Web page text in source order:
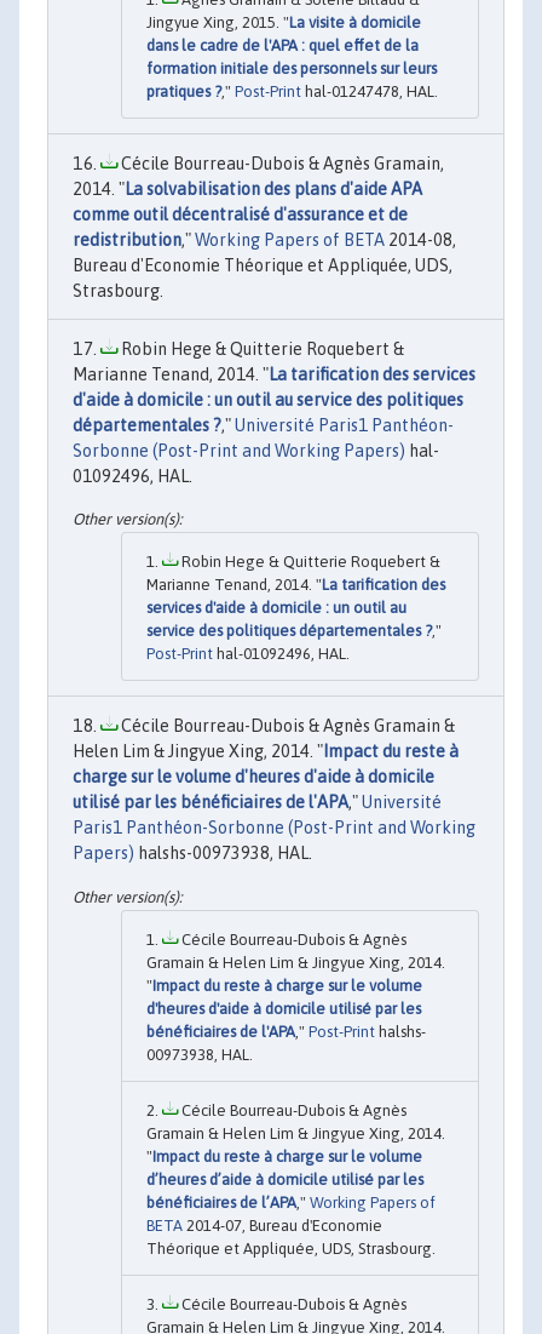
Jingyue Xing, 2015. "La visite à domicile
dans le cadre de l'APA : quel effet de la
formation initiale des personnels sur leurs
pratiques ?," Post-Print hal-01247478, HAL.
Cécile Bourreau-Dubois & Agnès Gramain,
2014. "La solvabilisation des plans d'aide APA
comme outil décentralisé d'assurance et de
redistribution,"Working Papers of BETA 2014-08,
Bureau d'Economie Théorique et Appliquée, UDS,
Strasbourg.
Robin Hege & Quitterie Roquebert &
Marianne Tenand, 2014. "La tarification des services
d'aide à domicile : un outil au service des politiques
départementales ?,"Université Paris1 Panthéon-
Sorbonne (Post-Print and Working Papers) hal-
01092496, HAL.
Robin Hege & Quitterie Roquebert &
Marianne Tenand, 2014. "La tarification des
services d'aide à domicile : un outil au
service des politiques départementales ?,"
Post-Print hal-01092496, HAL.
Cécile Bourreau-Dubois & Agnès Gramain &
Helen Lim & Jingyue Xing, 2014. "Impact du reste à
charge sur le volume d'heures d'aide à domicile
utilisé par les bénéficiaires de l'APA,"Université
Paris1 Panthéon-Sorbonne (Post-Print and Working
Papers) halshs-00973938, HAL.
Cécile Bourreau-Dubois & Agnès
Gramain & Helen Lim & Jingyue Xing, 2014.
"Impact du reste à charge sur le volume
d'heures d'aide à domicile utilisé par les
bénéficiaires de l'APA ," Post-Print halshs-
00973938, HAL.
Cécile Bourreau-Dubois & Agnès
Gramain & Helen Lim & Jingyue Xing, 2014.
"Impact du reste à charge sur le volume
d’heures d’aide à domicile utilisé par les
bénéficiaires de l’APA ," Working Papers of
BETA 2014-07, Bureau d'Economie
Théorique et Appliquée, UDS, Strasbourg.
Cécile Bourreau-Dubois & Agnès
Gramain & Helen Lim & Jingyue Xing, 2014.